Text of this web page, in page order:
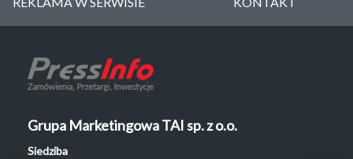
Grupa Marketingowa TAI sp. z o.o.
Siedziba